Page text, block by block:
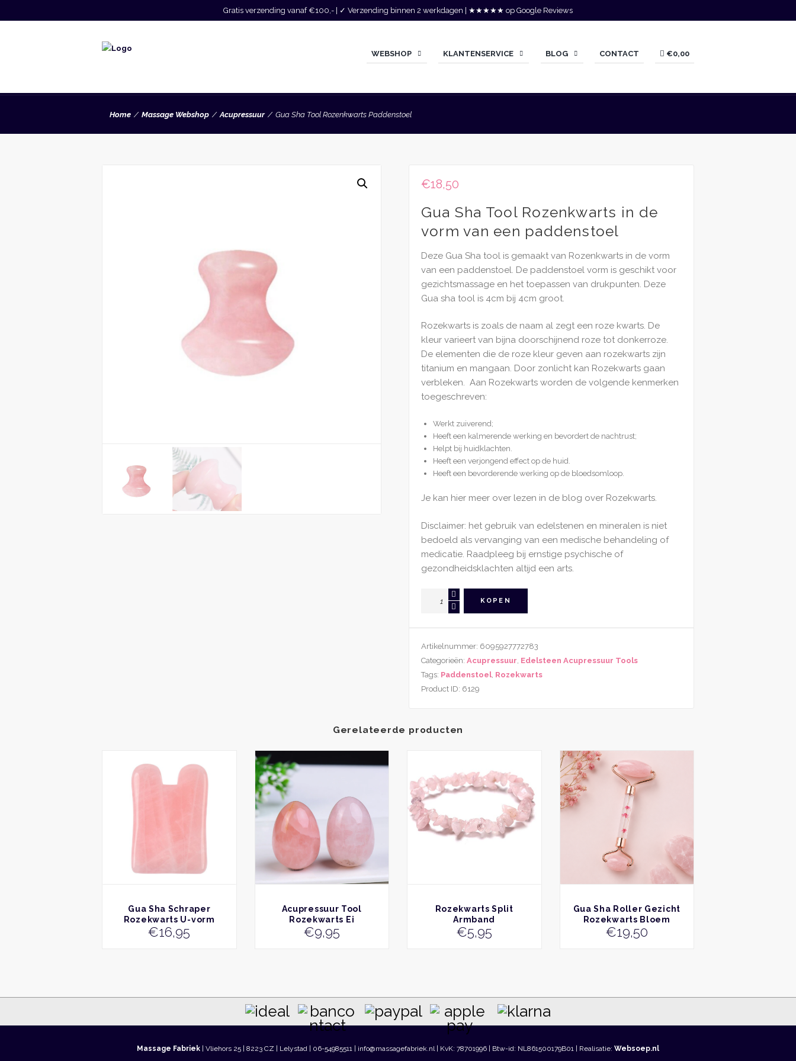
Gratis verzending vanaf €100,- | ✓ Verzending binnen 2 werkdagen | ★★★★★ op Google Reviews
WEBSHOP KLANTENSERVICE BLOG CONTACT €0,00
Home Massage Webshop Acupressuur Gua Sha Tool Rozenkwarts Paddenstoel
€18,50
Gua Sha Tool Rozenkwarts in de
vorm van een paddenstoel
Deze Gua Sha tool is gemaakt van Rozenkwarts in de vorm
van een paddenstoel. De paddenstoel vorm is geschikt voor
gezichtsmassage en het toepassen van drukpunten. Deze
Gua sha tool is 4cm bij 4cm groot.
Rozekwarts is zoals de naam al zegt een roze kwarts. De
kleur varieert van bijna doorschijnend roze tot donkerroze.
De elementen die de roze kleur geven aan rozekwarts zijn
titanium en mangaan. Door zonlicht kan Rozekwarts gaan
verbleken. Aan Rozekwarts worden de volgende kenmerken
toegeschreven:
Werkt zuiverend;
Heeft een kalmerende werking en bevordert de nachtrust;
Helpt bij huidklachten.
Heeft een verjongend effect op de huid.
Heeft een bevorderende werking op de bloedsomloop.
Je kan hier meer over lezen in de blog over Rozekwarts.
Disclaimer: het gebruik van edelstenen en mineralen is niet
bedoeld als vervanging van een medische behandeling of
medicatie. Raadpleeg bij ernstige psychische of
gezondheidsklachten altijd een arts.
Paddenstoel
aantal
KOPEN
Artikelnummer: 6095927772783
Categorieën: Acupressuur, Edelsteen Acupressuur Tools
Tags: Paddenstoel, Rozekwarts
Product ID: 6129
Gerelateerde producten
BEKIJK
Gua Sha Schraper
Rozekwarts U-vorm
€16,95
BEKIJK
Acupressuur Tool
Rozekwarts Ei
€9,95
BEKIJK
Rozekwarts Split
Armband
€5,95
BEKIJK
Gua Sha Roller Gezicht
Rozekwarts Bloem
€19,50
Massage Fabriek | Vliehors 25 | 8223 CZ | Lelystad | 06-54985511 | info@massagefabriek.nl | KvK: 78701996 | Btw-id: NL861500179B01 | Realisatie: Websoep.nl